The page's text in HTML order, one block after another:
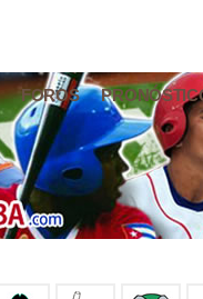
FOROS